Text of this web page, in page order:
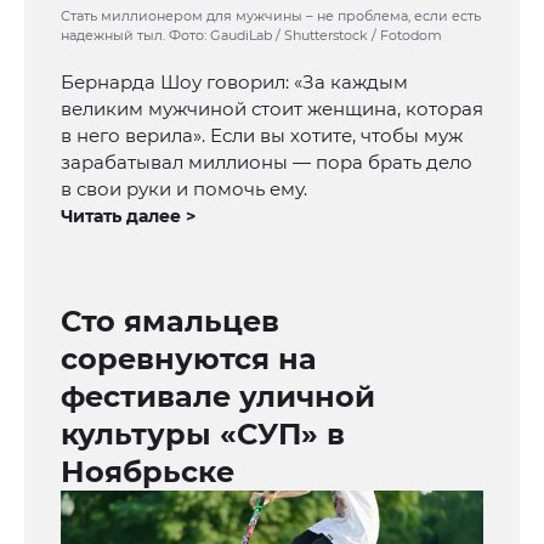
Стать миллионером для мужчины – не проблема, если есть
надежный тыл. Фото: GaudiLab / Shutterstock / Fotodom
Бернарда Шоу говорил: «За каждым
великим мужчиной стоит женщина, которая
в него верила». Если вы хотите, чтобы муж
зарабатывал миллионы — пора брать дело
в свои руки и помочь ему.
Читать далее >
Сто ямальцев
соревнуются на
фестивале уличной
культуры «СУП» в
Ноябрьске